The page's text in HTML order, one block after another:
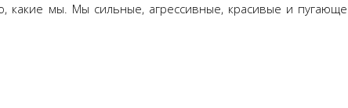
какие мы. Мы сильные, агрессивные, красивые и пугающе